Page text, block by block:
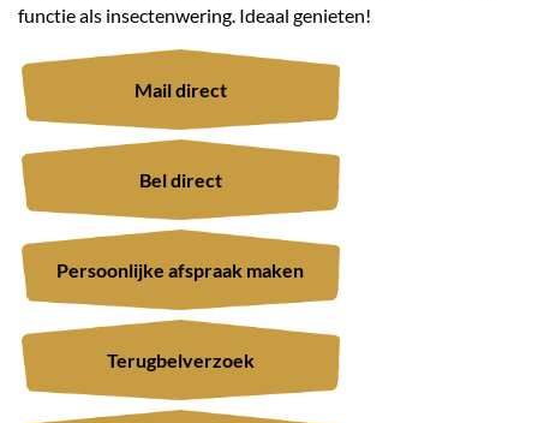
functie als insectenwering. Ideaal genieten!
Mail direct
Bel direct
Persoonlijke afspraak maken
Terugbelverzoek